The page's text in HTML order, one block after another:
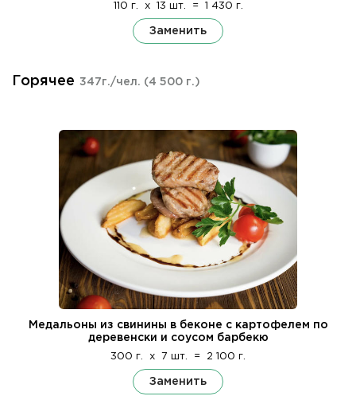
110 г. x 13 шт. = 1 430 г.
Заменить
Горячее 347г./чел. (4 500 г.)
Медальоны из свинины в беконе с картофелем по
деревенски и соусом барбекю
300 г. x 7 шт. = 2 100 г.
Заменить